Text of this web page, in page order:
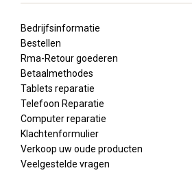
Bedrijfsinformatie
Bestellen
Rma-Retour goederen
Betaalmethodes
Tablets reparatie
Telefoon Reparatie
Computer reparatie
Klachtenformulier
Verkoop uw oude producten
Veelgestelde vragen